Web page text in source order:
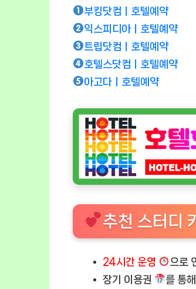
부킹닷컴ㅣ호텔예약
익스피디아ㅣ호텔예약
트립닷컴ㅣ호텔예약
호텔스닷컴ㅣ호텔예약
아고다ㅣ호텔예약
추천 스터디
24시간 운영
으로
장기 이용권
를 통